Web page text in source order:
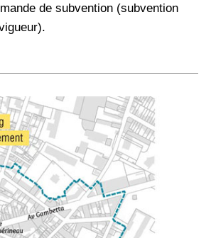
de subvention (subvention